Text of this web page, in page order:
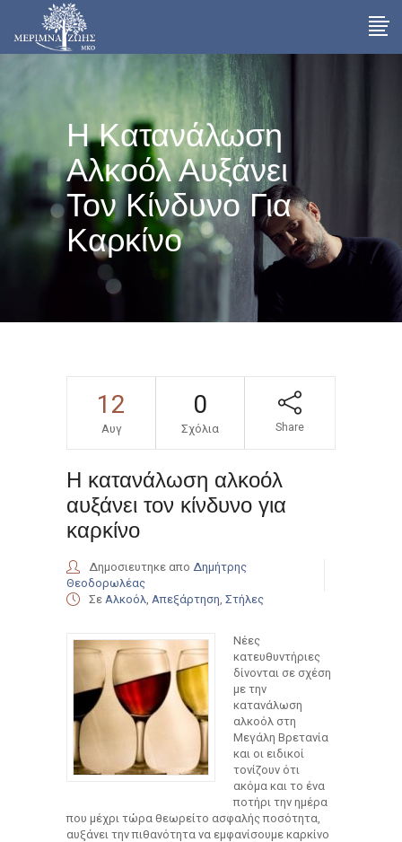
Η Κατανάλωση
Αλκοόλ Αυξάνει
Τον Κίνδυνο Για
Καρκίνο
12
Αυγ
0
Σχόλια Share
Η κατανάλωση αλκοόλ
αυξάνει τον κίνδυνο για
καρκίνο
Δημοσιευτηκε απο Δημήτρης
Θεοδορωλέας
Σε Αλκοόλ Απεξάρτηση Στήλες
Νέες
κατευθυντήριες
δίνονται σε σχέση
με την
κατανάλωση
αλκοόλ στη
Μεγάλη Βρετανία
και οι ειδικοί
τονίζουν ότι
ακόμα και το ένα
ποτήρι την ημέρα
που μέχρι τώρα θεωρείτο ασφαλής ποσότητα,
αυξάνει την πιθανότητα να εμφανίσουμε καρκίνο